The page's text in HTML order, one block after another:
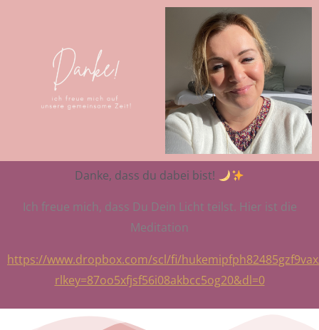
Danke, dass du dabei bist!
Ich freue mich, dass Du Dein Licht teilst. Hier ist die
Meditation
https://www.dropbox.com/scl/fi/
rlkey=87oo5xfjsf56i08akbcc5og20&dl=0